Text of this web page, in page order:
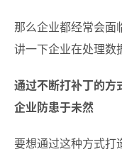
那么企业都经常会面
讲一下企业在处理数
通过不断打补丁的方
企业防患于未然
要想通过这种方式打